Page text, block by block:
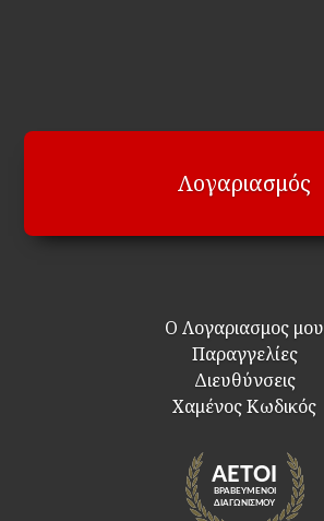
Λογαριασμός
Ο Λογαριασμος μου
Παραγγελίες
Διευθύνσεις
Χαμένος Κωδικός